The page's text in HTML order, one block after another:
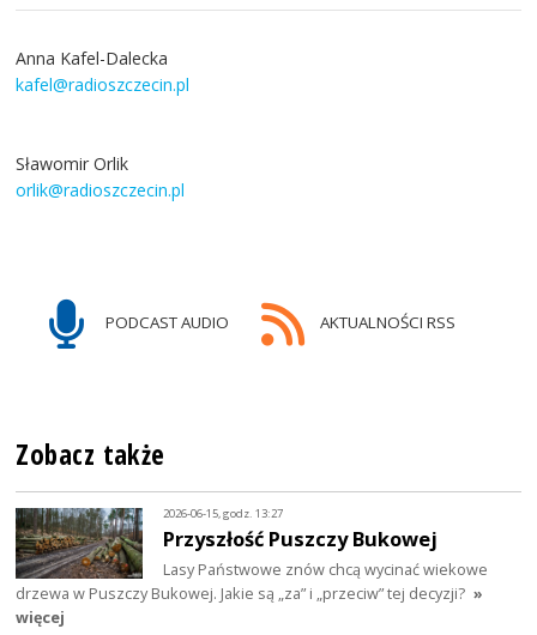
Anna Kafel-Dalecka
kafel@radioszczecin.pl
Sławomir Orlik
orlik@radioszczecin.pl
PODCAST AUDIO AKTUALNOŚCI RSS
Zobacz także
2026-06-15, godz. 13:27
Przyszłość Puszczy Bukowej
Lasy Państwowe znów chcą wycinać wiekowe
drzewa w Puszczy Bukowej. Jakie są „za” i „przeciw” tej decyzji? »
więcej